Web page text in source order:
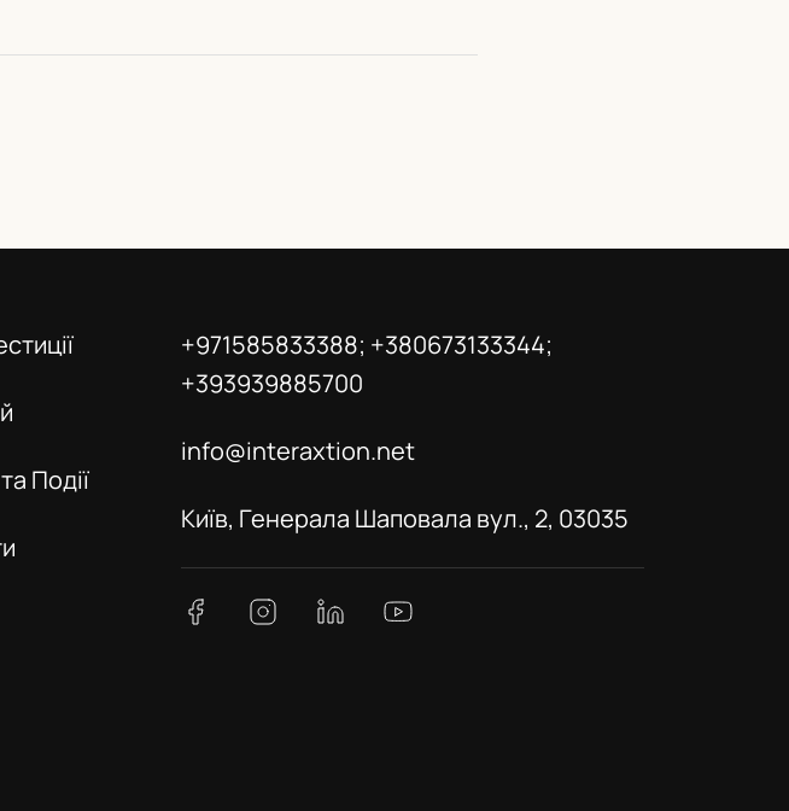
Події
+971585833388; +380673133344;
+393939885700
info@interaxtion.net
Київ, Генерала Шаповала вул., 2, 03035